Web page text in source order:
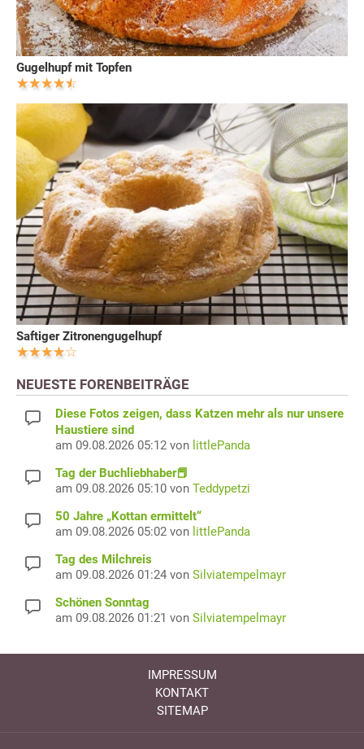
Gugelhupf mit Topfen
Saftiger Zitronengugelhupf
NEUESTE FORENBEITRÄGE
Diese Fotos zeigen, dass Katzen mehr als nur unsere
Haustiere sind
am 09.08.2026 05:12 von littlePanda
Tag der Buchliebhaber📕
am 09.08.2026 05:10 von Teddypetzi
50 Jahre „Kottan ermittelt“
am 09.08.2026 05:02 von littlePanda
Tag des Milchreis
am 09.08.2026 01:24 von Silviatempelmayr
Schönen Sonntag
am 09.08.2026 01:21 von Silviatempelmayr
IMPRESSUM
KONTAKT
SITEMAP